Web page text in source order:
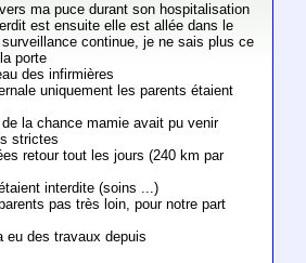
ma puce durant son hospitalisation
est ensuite elle est allée dans le
continue, je ne sais plus ce
porte
des infirmières
uniquement les parents étaient
la chance mamie avait pu venir
strictes
retour tout les jours (240 km par
interdite (soins ...)
pas très loin, pour notre part
eu des travaux depuis